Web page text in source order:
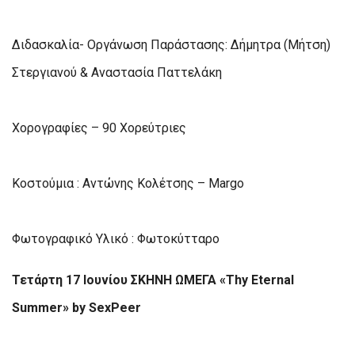
Διδασκαλία- Οργάνωση Παράστασης: Δήμητρα (Μήτση)
Στεργιανού & Αναστασία Παττελάκη
Χορογραφίες – 90 Χορεύτριες
Κοστούμια : Αντώνης Κολέτσης – Margo
Φωτογραφικό Υλικό : Φωτοκύτταρο
Τετάρτη 17 Ιουνίου ΣΚΗΝΗ ΩΜΕΓΑ «Thy Eternal
Summer» by SexPeer